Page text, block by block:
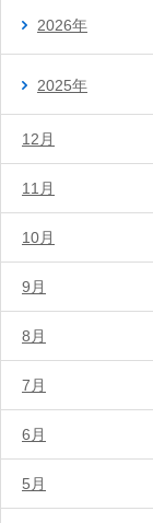
2026年
2025年
12月
11月
10月
9月
8月
7月
6月
5月